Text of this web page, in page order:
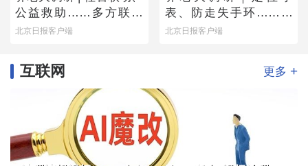
公益救助……多方联手
撑起防走失网络
北京日报客户端
表、防走失手环……老
人为何不愿用？
北京日报客户端
互联网 更多 +